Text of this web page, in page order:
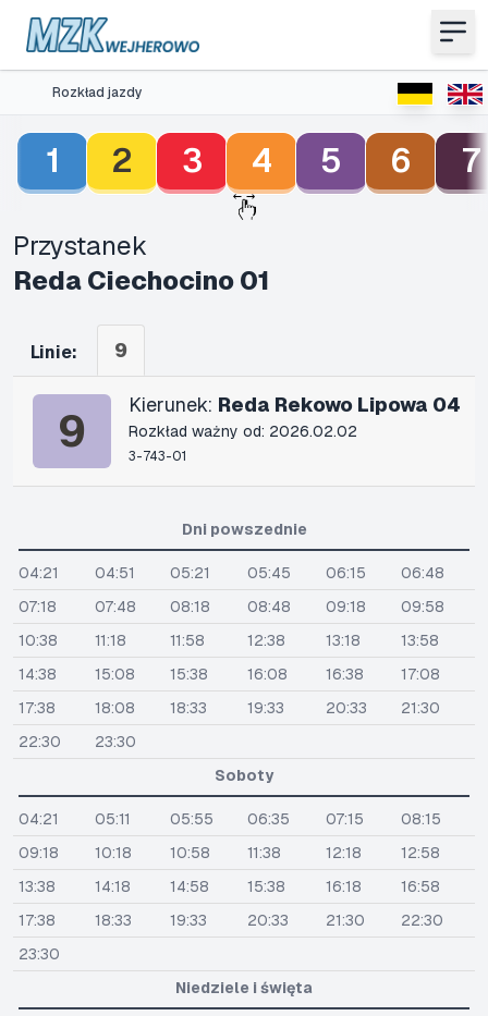
Rozkład jazdy
1 2 3 4 5 6 7
Przystanek
Reda Ciechocino 01
Linie: 9
9 Kierunek: Reda Rekowo Lipowa 04
Rozkład ważny od: 2026.02.02
3-743-01
Dni powszednie
04:21 04:51 05:21 05:45 06:15
06:48
07:18
07:48 08:18 08:48 09:18
09:58
10:38
11:18 11:58 12:38 13:18
13:58
14:38
15:08 15:38 16:08 16:38
17:08
17:38
18:08 18:33 19:33 20:33
21:30
22:30
23:30
Soboty
04:21 05:11 05:55 06:35 07:15
08:15
09:18
10:18 10:58 11:38 12:18
12:58
13:38
14:18 14:58 15:38 16:18
16:58
17:38
18:33 19:33 20:33 21:30
22:30
23:30
Niedziele i święta